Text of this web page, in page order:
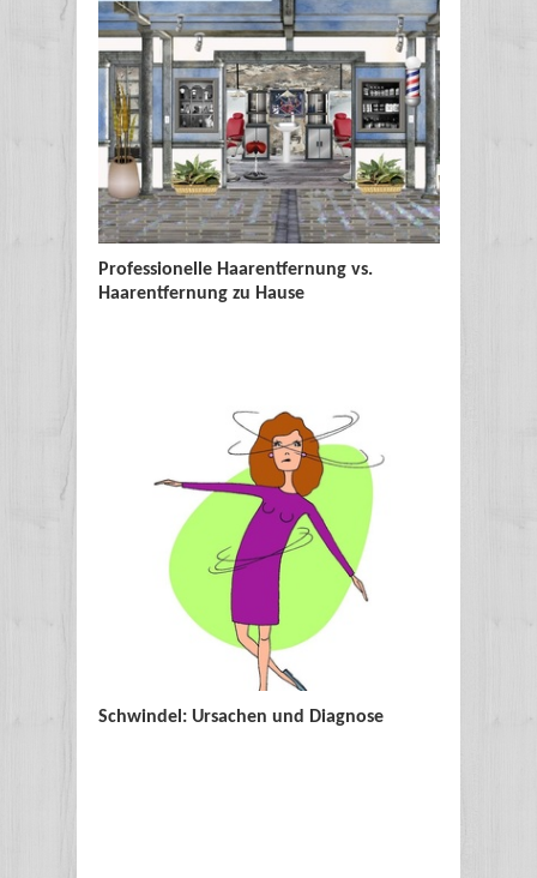
Professionelle Haarentfernung vs.
Haarentfernung zu Hause
Schwindel: Ursachen und Diagnose